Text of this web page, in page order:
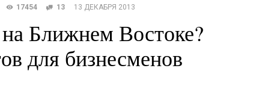
17454 13 13 ДЕКАБРЯ 2013
Ближнем Востоке?
для бизнесменов